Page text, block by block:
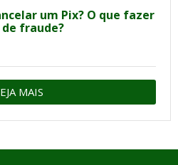
um Pix? O que fazer
de fraude?
MAIS